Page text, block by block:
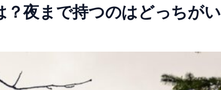
夜まで持つのはどっちがい